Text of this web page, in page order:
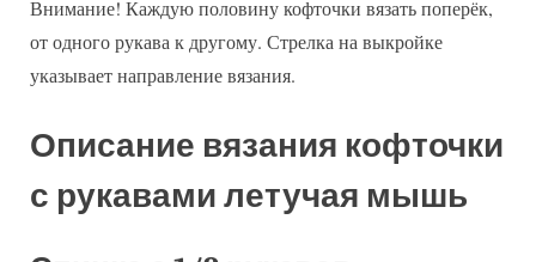
Внимание! Каждую половину кофточки вязать поперёк,
от одного рукава к другому. Стрелка на выкройке
указывает направление вязания.
Описание вязания кофточки
с рукавами летучая мышь